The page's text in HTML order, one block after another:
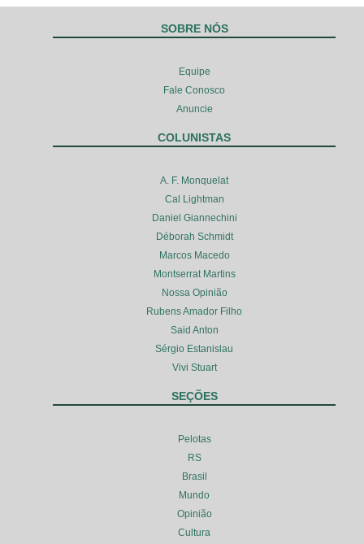
SOBRE NÓS
Equipe
Fale Conosco
Anuncie
COLUNISTAS
A. F. Monquelat
Cal Lightman
Daniel Giannechini
Déborah Schmidt
Marcos Macedo
Montserrat Martins
Nossa Opinião
Rubens Amador Filho
Said Anton
Sérgio Estanislau
Vivi Stuart
SEÇÕES
Pelotas
RS
Brasil
Mundo
Opinião
Cultura